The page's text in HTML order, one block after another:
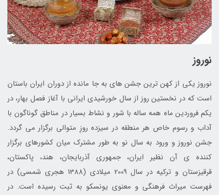
نوروز
نوروز یکی از کهن ‌ترین جشن‌ های به جا مانده از دوران ایران باستان
است که در نخستین روز از سال خورشیدی ایرانی با آغاز فصل بهار، در
یکم فروردین ماه همه ‌ساله با شور و نشاط بسیار در مناطق گوناگون با
آداب و رسوم خاص هر منطقه در سیزده روزِ متوالی برگزار می‌ گردد.
جشن نوروز و ورود به سال نو به ‌طور مشترک میان کشورهای برگزار
کننده ی آن نظیر ایران، جمهوری آذربایجان، هند، پاکستان،
قرقیزستان و ترکیه در سال 2009 میلادی (1388 هجری شمسی) در
فهرست میراث فرهنگی و معنوی یونسکو به ثبت رسیده است. در